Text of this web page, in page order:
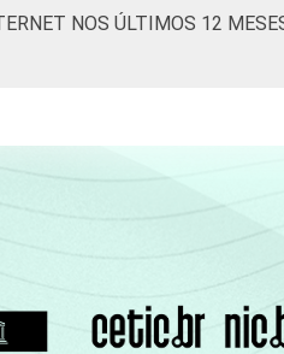
NOS ÚLTIMOS 12